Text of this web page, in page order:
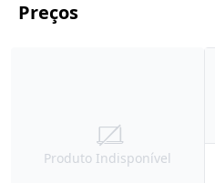
Preços
Produto Indisponível